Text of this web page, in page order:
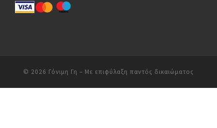
© 2026 Γόνιμη Γη – Με επιφύλαξη παντός δικαιώματος